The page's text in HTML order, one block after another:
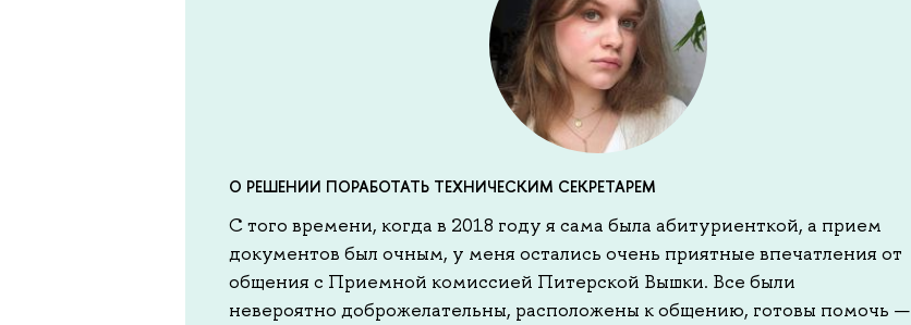
О РЕШЕНИИ ПОРАБОТАТЬ ТЕХНИЧЕСКИМ СЕКРЕТАРЕМ
С того времени, когда в 2018 году я сама была абитуриенткой, а прием
документов был очным, у меня остались очень приятные впечатления от
общения с Приемной комиссией Питерской Вышки. Все были
невероятно доброжелательны, расположены к общению, готовы помочь —